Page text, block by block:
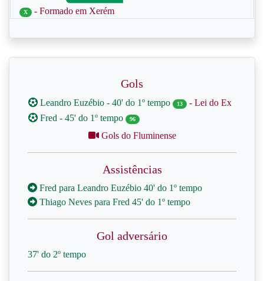
X - Formado em Xerém
Gols
Leandro Euzébio - 40' do 1º tempo 13
- Lei do Ex
Fred - 45' do 1º tempo
96
Gols do Fluminense
Assistências
Fred para Leandro Euzébio 40' do 1º tempo
Thiago Neves para Fred 45' do 1º tempo
Gol adversário
37' do 2º tempo